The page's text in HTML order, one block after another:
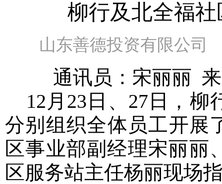
柳行及北全福
山东善德投资有限公司
通讯员：宋丽丽
12月23日、27日，
分别组织全体员工开展
区事业部副经理宋丽丽
区服务站主任杨丽现场